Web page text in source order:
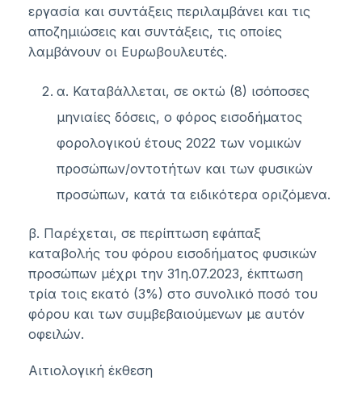
εργασία και συντάξεις περιλαμβάνει και τις
αποζημιώσεις και συντάξεις, τις οποίες
λαμβάνουν οι Ευρωβουλευτές.
α. Καταβάλλεται, σε οκτώ (8) ισόποσες
μηνιαίες δόσεις, ο φόρος εισοδήματος
φορολογικού έτους 2022 των νομικών
προσώπων/οντοτήτων και των φυσικών
προσώπων, κατά τα ειδικότερα οριζόμενα.
β. Παρέχεται, σε περίπτωση εφάπαξ
καταβολής του φόρου εισοδήματος φυσικών
προσώπων μέχρι την 31η.07.2023, έκπτωση
τρία τοις εκατό (3%) στο συνολικό ποσό του
φόρου και των συμβεβαιούμενων με αυτόν
οφειλών.
Αιτιολογική έκθεση